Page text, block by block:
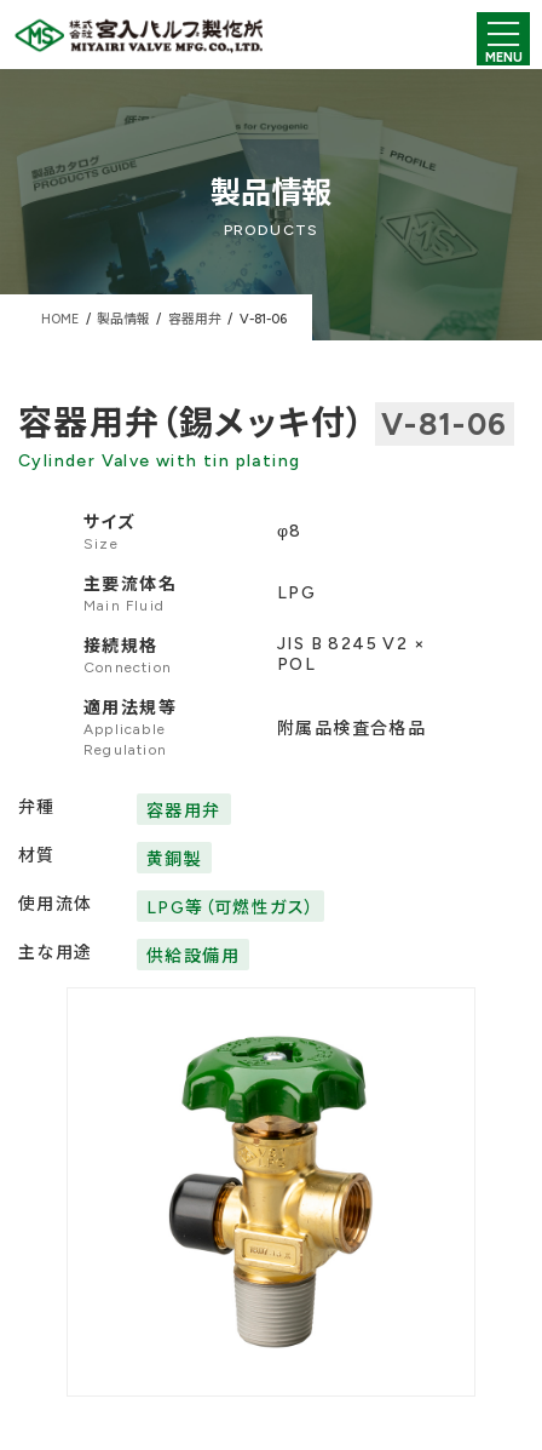
ン
ビ
製品情報
PRODUCTS
HOME 製品情報 容器用弁 V-81-06
容器用弁（錫メッキ付） V-81-06
Cylinder Valve with tin plating
サイズ
Size
φ8
主要流体名
Main Fluid
LPG
接続規格
Connection
JIS B 8245 V2 ×
POL
適用法規等
Applicable
Regulation
附属品検査合格品
弁種 容器用弁
材質 黄銅製
使用流体 LPG等（可燃性ガス）
主な用途 供給設備用
MENU